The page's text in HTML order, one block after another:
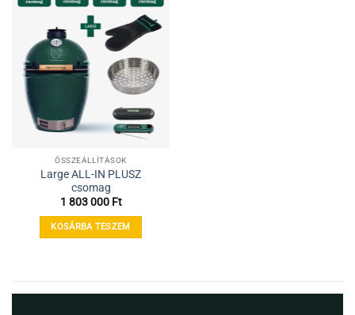
ÖSSZEÁLLÍTÁSOK
Large ALL-IN PLUSZ
csomag
1 803 000 Ft
KOSÁRBA TESZEM